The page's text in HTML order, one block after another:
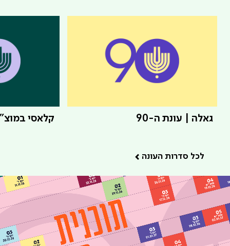
גאלה | עונת ה-90 קלאסי
לכל סדרות העונה